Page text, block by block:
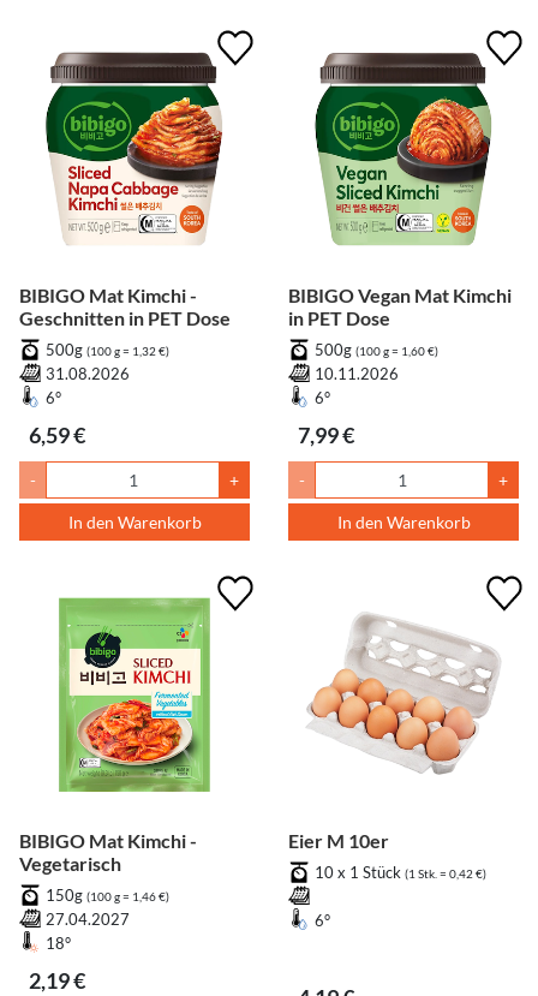
BIBIGO Mat Kimchi -
Geschnitten in PET Dose
500g (100 g = 1,32 €)
31.08.2026
6°
6,59 €
- +
In den Warenkorb
BIBIGO Vegan Mat Kimchi
in PET Dose
500g (100 g = 1,60 €)
10.11.2026
6°
7,99 €
- +
In den Warenkorb
BIBIGO Mat Kimchi -
Vegetarisch
150g (100 g = 1,46 €)
27.04.2027
18°
2,19 €
Eier M 10er
10 x 1 Stück (1 Stk. = 0,42 €)
6°